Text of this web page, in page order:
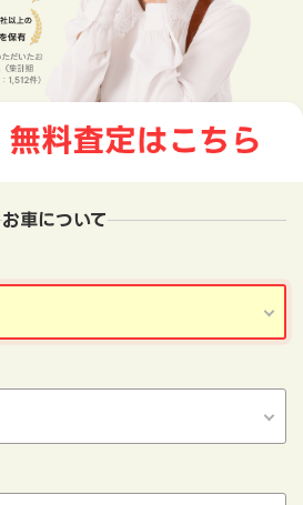
お車について